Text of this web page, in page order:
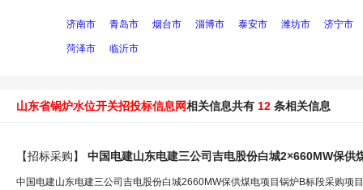
济南市 青岛市 烟台市 淄博市 泰安市 潍坊市 济宁市
菏泽市 临沂市
山东省锅炉水位开关招投标信息网相关信息共有 12 条相关信息
【招标采购】 中国电建山东电建三公司吉电股份白城2×660MW保供
中国电建山东电建三公司吉电股份白城2660MW保供煤电项目锅炉B标段采购